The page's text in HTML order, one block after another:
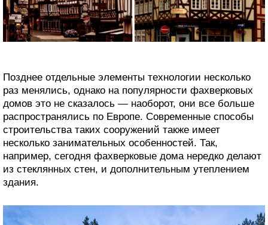
Позднее отдельные элементы технологии несколько
раз менялись, однако на популярности фахверковых
домов это не сказалось — наоборот, они все больше
распространялись по Европе. Современные способы
строительства таких сооружений также имеет
несколько занимательных особенностей. Так,
например, сегодня фахверковые дома нередко делают
из стеклянных стен, и дополнительным утеплением
здания.